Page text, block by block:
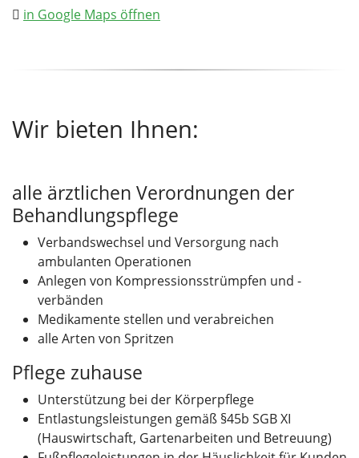
in Google Maps öffnen
Wir bieten Ihnen:
alle ärztlichen Verordnungen der
Behandlungspflege
Verbandswechsel und Versorgung nach
ambulanten Operationen
Anlegen von Kompressionsstrümpfen und -
verbänden
Medikamente stellen und verabreichen
alle Arten von Spritzen
Pflege zuhause
Unterstützung bei der Körperpflege
Entlastungsleistungen gemäß §45b SGB XI
(Hauswirtschaft, Gartenarbeiten und Betreuung)